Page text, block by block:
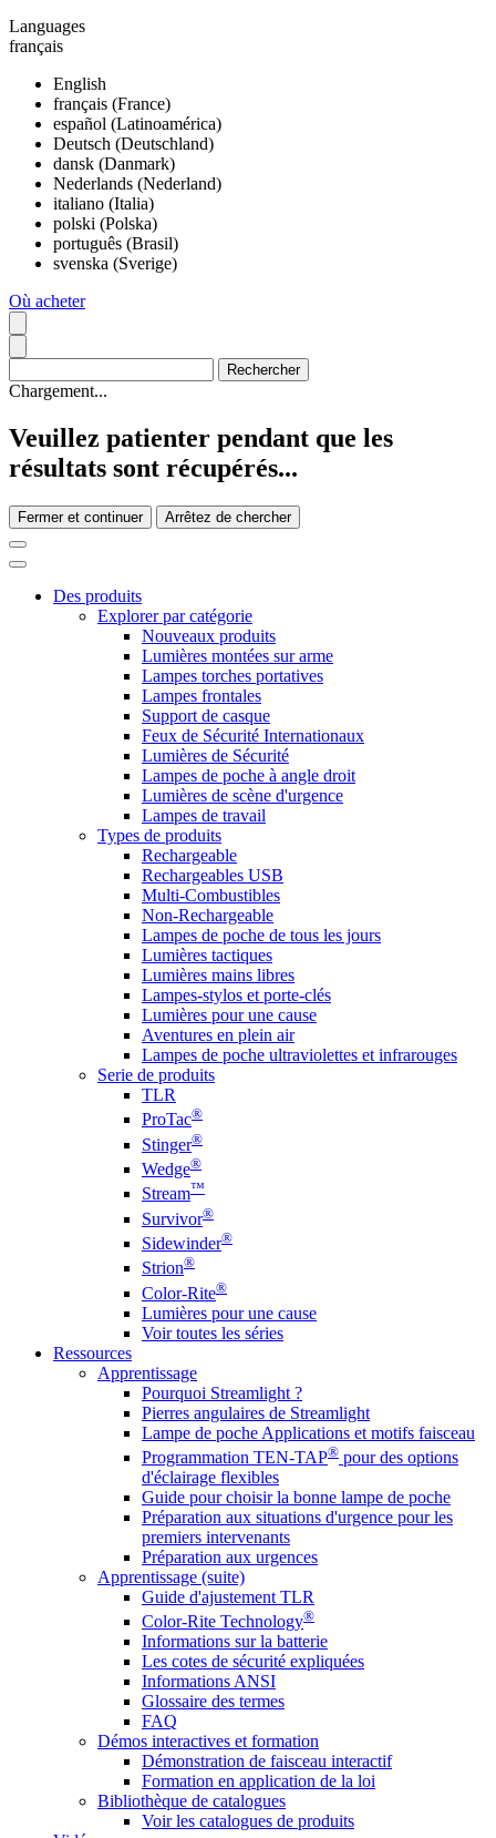
Languages
français
English
français (France)
español (Latinoamérica)
Deutsch (Deutschland)
dansk (Danmark)
Nederlands (Nederland)
italiano (Italia)
polski (Polska)
português (Brasil)
svenska (Sverige)
Où acheter
Chargement...
Veuillez patienter pendant que les
résultats sont récupérés...
Fermer et continuer Arrêtez de chercher
Des produits
Explorer par catégorie
Nouveaux produits
Lumières montées sur arme
Lampes torches portatives
Lampes frontales
Support de casque
Feux de Sécurité Internationaux
Lumières de Sécurité
Lampes de poche à angle droit
Lumières de scène d'urgence
Lampes de travail
Types de produits
Rechargeable
Rechargeables USB
Multi-Combustibles
Non-Rechargeable
Lampes de poche de tous les jours
Lumières tactiques
Lumières mains libres
Lampes-stylos et porte-clés
Lumières pour une cause
Aventures en plein air
Lampes de poche ultraviolettes et infrarouges
Serie de produits
TLR
ProTac®
Stinger®
Wedge®
Stream™
Survivor®
Sidewinder®
Strion®
Color-Rite®
Lumières pour une cause
Voir toutes les séries
Ressources
Apprentissage
Pourquoi Streamlight ?
Pierres angulaires de Streamlight
Lampe de poche Applications et motifs faisceau
Programmation TEN-TAP® pour des options
d'éclairage flexibles
Guide pour choisir la bonne lampe de poche
Préparation aux situations d'urgence pour les
premiers intervenants
Préparation aux urgences
Apprentissage (suite)
Guide d'ajustement TLR
Color-Rite Technology®
Informations sur la batterie
Les cotes de sécurité expliquées
Informations ANSI
Glossaire des termes
FAQ
Démos interactives et formation
Démonstration de faisceau interactif
Formation en application de la loi
Bibliothèque de catalogues
Voir les catalogues de produits